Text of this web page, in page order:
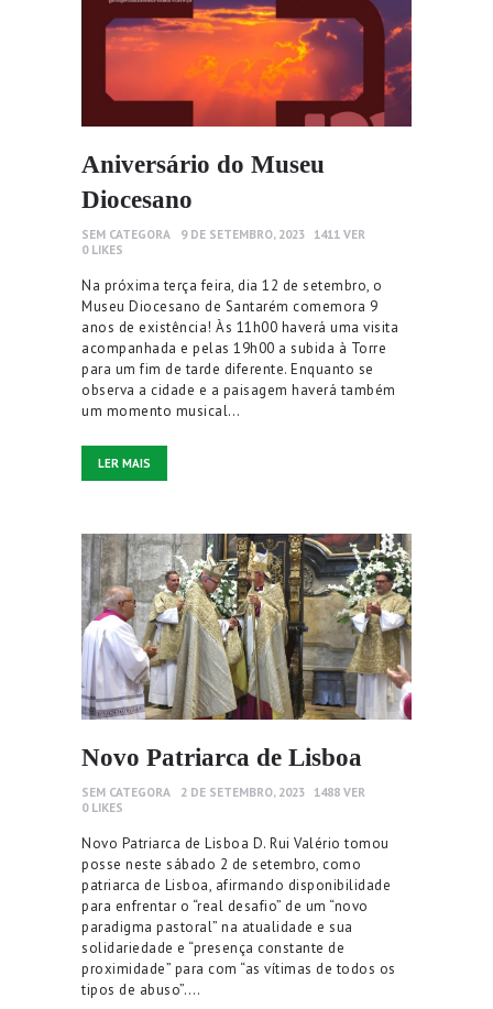
Aniversário do Museu
Diocesano
SEM CATEGORA 9 DE SETEMBRO, 2023 1411 VER
0 LIKES
Na próxima terça feira, dia 12 de setembro, o
Museu Diocesano de Santarém comemora 9
anos de existência! Às 11h00 haverá uma visita
acompanhada e pelas 19h00 a subida à Torre
para um fim de tarde diferente. Enquanto se
observa a cidade e a paisagem haverá também
um momento musical…
LER MAIS
Novo Patriarca de Lisboa
SEM CATEGORA 2 DE SETEMBRO, 2023 1488 VER
0 LIKES
Novo Patriarca de Lisboa D. Rui Valério tomou
posse neste sábado 2 de setembro, como
patriarca de Lisboa, afirmando disponibilidade
para enfrentar o “real desafio” de um “novo
paradigma pastoral” na atualidade e sua
solidariedade e “presença constante de
proximidade” para com “as vítimas de todos os
tipos de abuso”.…